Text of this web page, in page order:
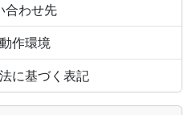
合わせ先
作環境
に基づく表記